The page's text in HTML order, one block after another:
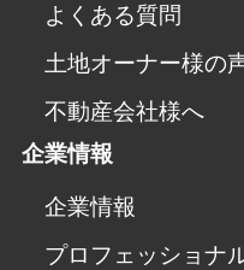
よくある質問
土地オーナー様の
不動産会社様へ
企業情報
企業情報
プロフェッショナ